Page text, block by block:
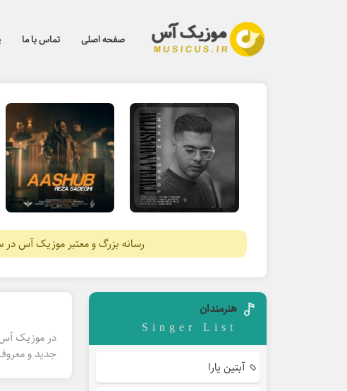
صفحه اصلی تماس با ما
رسانه بزرگ و معتبر موزیک آس
در موزیک آس
جدید و
هنرمندان
Singer List
آبتین یارا